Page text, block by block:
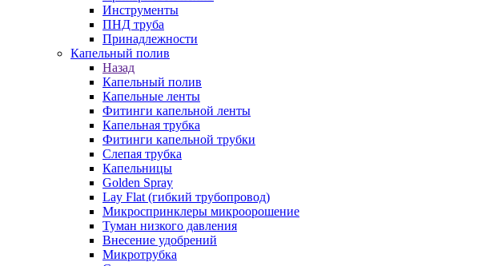
Инструменты
ПНД труба
Принадлежности
Капельный полив
Назад
Капельный полив
Капельные ленты
Фитинги капельной ленты
Капельная трубка
Фитинги капельной трубки
Слепая трубка
Капельницы
Golden Spray
Lay Flat (гибкий трубопровод)
Микроспринклеры микроорошение
Туман низкого давления
Внесение удобрений
Микротрубка